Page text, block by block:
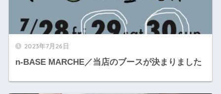
2023年7月26日
n-BASE MARCHE／当店のブースが決まりました